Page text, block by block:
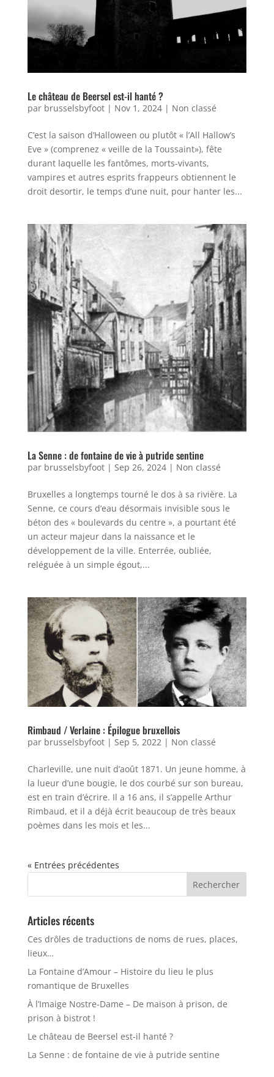
Le château de Beersel est-il hanté ?
par brusselsbyfoot| Nov 1, 2024| Non classé
C’est la saison d’Halloween ou plutôt « l’All Hallow’s
Eve » (comprenez « veille de la Toussaint»), fête
durant laquelle les fantômes, morts-vivants,
vampires et autres esprits frappeurs obtiennent le
droit desortir, le temps d’une nuit, pour hanter les...
La Senne : de fontaine de vie à putride sentine
par brusselsbyfoot| Sep 26, 2024| Non classé
Bruxelles a longtemps tourné le dos à sa rivière. La
Senne, ce cours d’eau désormais invisible sous le
béton des « boulevards du centre », a pourtant été
un acteur majeur dans la naissance et le
développement de la ville. Enterrée, oubliée,
reléguée à un simple égout,...
Rimbaud / Verlaine : Épilogue bruxellois
par brusselsbyfoot| Sep 5, 2022| Non classé
Charleville, une nuit d’août 1871. Un jeune homme, à
la lueur d’une bougie, le dos courbé sur son bureau,
est en train d’écrire. Il a 16 ans, il s’appelle Arthur
Rimbaud, et il a déjà écrit beaucoup de très beaux
poèmes dans les mois et les...
« Entrées précédentes
Rechercher :
Articles récents
Ces drôles de traductions de noms de rues, places,
lieux…
La Fontaine d’Amour – Histoire du lieu le plus
romantique de Bruxelles
À l’Imaige Nostre-Dame – De maison à prison, de
prison à bistrot !
Le château de Beersel est-il hanté ?
La Senne : de fontaine de vie à putride sentine